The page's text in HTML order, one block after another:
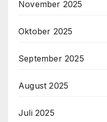
November 2025
Oktober 2025
September 2025
August 2025
Juli 2025